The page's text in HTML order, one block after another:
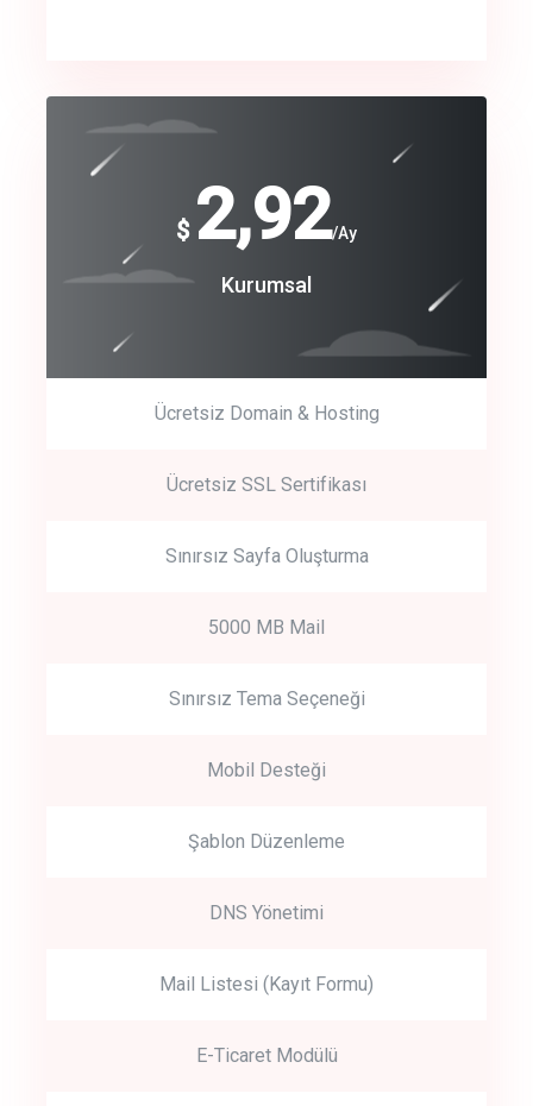
crm auto cync
track energy costs
Get Started
Start by trying our service for 30 days free trial no credit card
$ 2,92/Ay
Kurumsal
Ücretsiz Domain & Hosting
Ücretsiz SSL Sertifikası
Sınırsız Sayfa Oluşturma
5000 MB Mail
Sınırsız Tema Seçeneği
Mobil Desteği
Şablon Düzenleme
DNS Yönetimi
Mail Listesi (Kayıt Formu)
E-Ticaret Modülü
$
240
Coroprate